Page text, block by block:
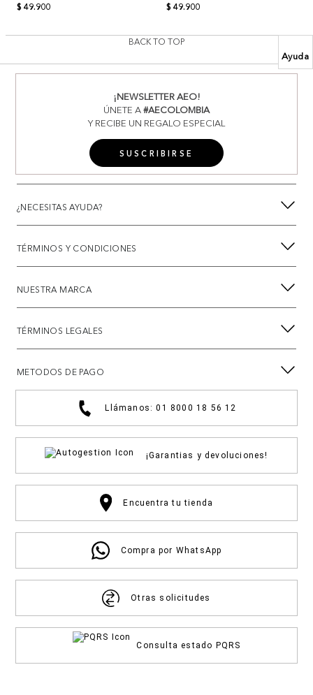
Ayuda
$ 49.900
$ 49.900
BACK TO TOP
¡NEWSLETTER AEO!
ÚNETE A#AECOLOMBIA
Y RECIBE UN REGALO ESPECIAL
SUSCRIBIRSE
¿NECESITAS AYUDA?
TÉRMINOS Y CONDICIONES
NUESTRA MARCA
TÉRMINOS LEGALES
METODOS DE PAGO
Llámanos: 01 8000 18 56 12
¡Garantias y devoluciones!
Encuentra tu tienda
Compra por WhatsApp
Otras solicitudes
Consulta estado PQRS